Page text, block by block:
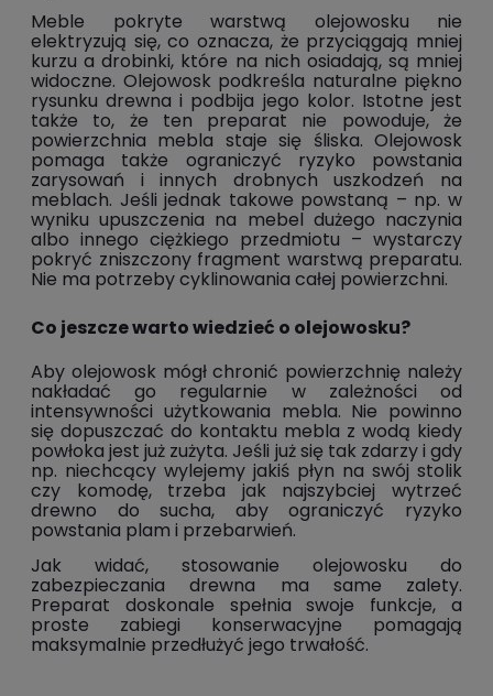
Meble pokryte warstwą olejowosku nie
elektryzują się, co oznacza, że przyciągają mniej
kurzu a drobinki, które na nich osiadają, są mniej
widoczne. Olejowosk podkreśla naturalne piękno
rysunku drewna i podbija jego kolor. Istotne jest
także to, że ten preparat nie powoduje, że
powierzchnia mebla staje się śliska. Olejowosk
pomaga także ograniczyć ryzyko powstania
zarysowań i innych drobnych uszkodzeń na
meblach. Jeśli jednak takowe powstaną – np. w
wyniku upuszczenia na mebel dużego naczynia
albo innego ciężkiego przedmiotu – wystarczy
pokryć zniszczony fragment warstwą preparatu.
Nie ma potrzeby cyklinowania całej powierzchni.
Co jeszcze warto wiedzieć o olejowosku?
Aby olejowosk mógł chronić powierzchnię należy
nakładać go regularnie w zależności od
intensywności użytkowania mebla. Nie powinno
się dopuszczać do kontaktu mebla z wodą kiedy
powłoka jest już zużyta. Jeśli już się tak zdarzy i gdy
np. niechcący wylejemy jakiś płyn na swój stolik
czy komodę, trzeba jak najszybciej wytrzeć
drewno do sucha, aby ograniczyć ryzyko
powstania plam i przebarwień.
Jak widać, stosowanie olejowosku do
zabezpieczania drewna ma same zalety.
Preparat doskonale spełnia swoje funkcje, a
proste zabiegi konserwacyjne pomagają
maksymalnie przedłużyć jego trwałość.